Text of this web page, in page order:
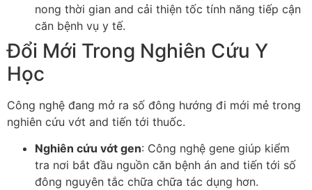
nong thời gian and cải thiện tốc tính năng tiếp cận
căn bệnh vụ y tế.
Đổi Mới Trong Nghiên Cứu Y
Học
Công nghệ đang mở ra số đông hướng đi mới mẻ trong
nghiên cứu vớt and tiến tới thuốc.
Nghiên cứu vớt gen: Công nghệ gene giúp kiểm
tra nơi bắt đầu nguồn căn bệnh án and tiến tới số
đông nguyên tắc chữa chữa tác dụng hơn.